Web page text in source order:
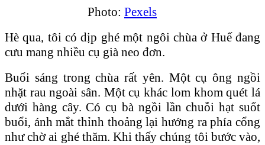
Photo: Pexels
Hè qua, tôi có dịp ghé một ngôi chùa ở Huế đang
cưu mang nhiều cụ già neo đơn.
Buổi sáng trong chùa rất yên. Một cụ ông ngồi
nhặt rau ngoài sân. Một cụ khác lom khom quét lá
dưới hàng cây. Có cụ bà ngồi lần chuỗi hạt suốt
buổi, ánh mắt thỉnh thoảng lại hướng ra phía cổng
như chờ ai ghé thăm. Khi thấy chúng tôi bước vào,